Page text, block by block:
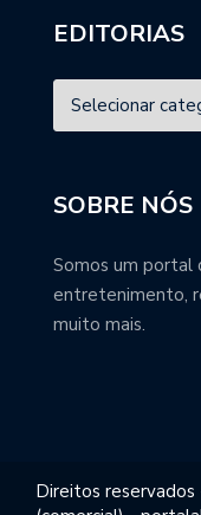
EDITORIAS
SOBRE NÓS
Somos um portal
entretenimento,
muito mais.
Direitos